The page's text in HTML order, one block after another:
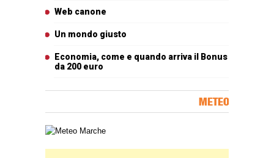
Web canone
Un mondo giusto
Economia, come e quando arriva il Bonus
da 200 euro
METEO
Carta meteorologica delle Marche